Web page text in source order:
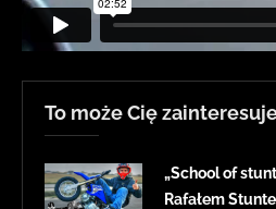
To może Cię
„School of
Rafałem